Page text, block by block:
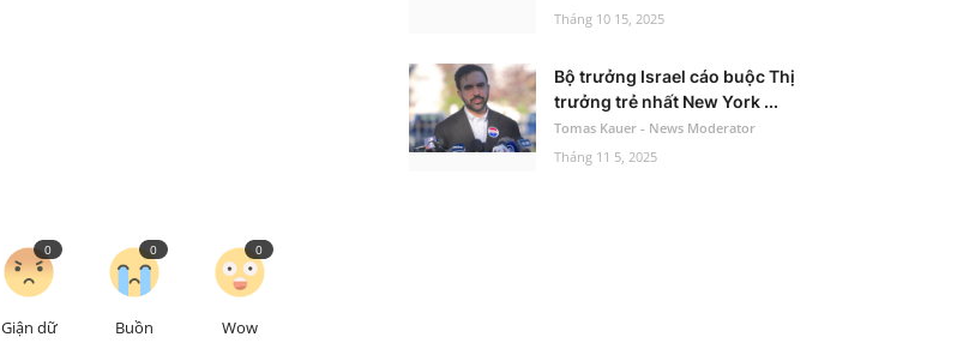
Giận dữ
0
Buồn
0
Wow
0
Tháng 10 15, 2025
Bộ trưởng Israel cáo buộc Thị
trưởng trẻ nhất New York ...
Tomas Kauer - News Moderator
Tháng 11 5, 2025